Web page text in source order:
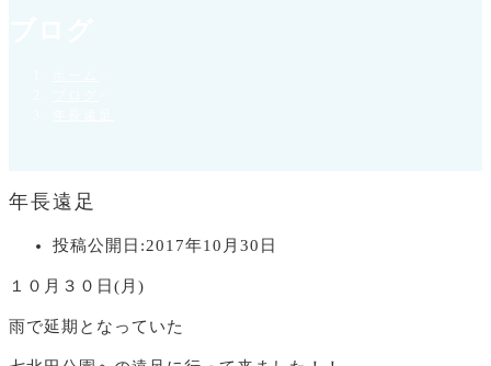
年長遠足
投稿公開日:2017年10月30日
１０月３０日(月)
雨で延期となっていた